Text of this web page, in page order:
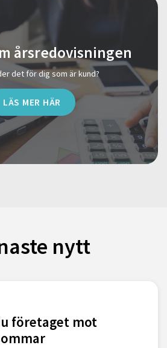
årsredovisningen
det för dig som är kund?
LÄS MER HÄR
nytt
företaget mot